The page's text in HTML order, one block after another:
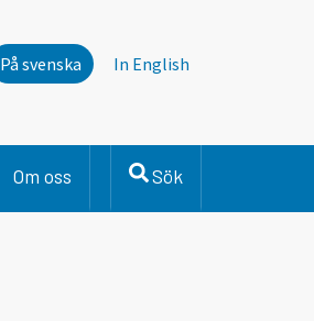
På svenska In English
Om oss Sök